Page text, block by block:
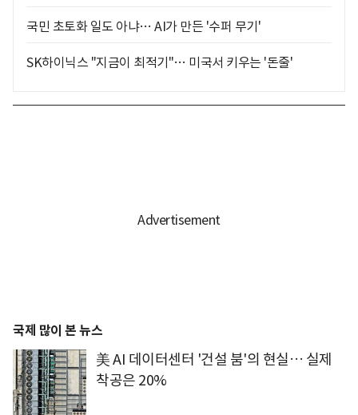
국민 초토화 일도 아냐… AI가 만든 '수퍼 무기'
SK하이닉스 "지금이 최적기"… 미국서 키우는 '돈줄'
국제 많이 본 뉴스
美 AI 데이터센터 '건설 붐'의 현실… 실제
착공은 20%